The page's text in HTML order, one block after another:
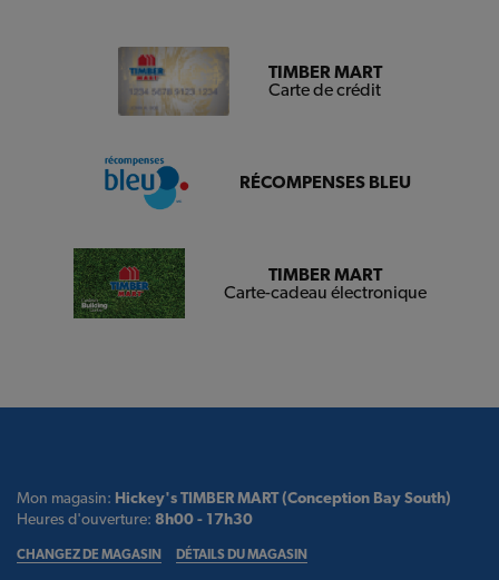
TIMBER MART
Carte de crédit
RÉCOMPENSES BLEU
TIMBER MART
Carte-cadeau électronique
Mon magasin: Hickey's TIMBER MART (Conception Bay South)
Heures d'ouverture: 8h00 - 17h30
CHANGEZ DE MAGASIN DÉTAILS DU MAGASIN